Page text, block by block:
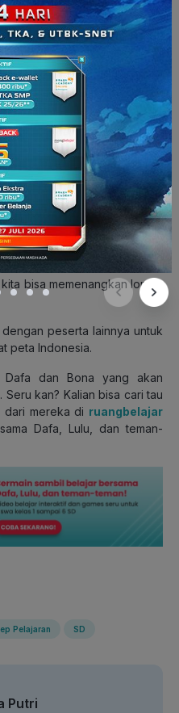
2 ,” ucap Bona.
ke arah Bona, “Selesai
dapat membantu kita untuk
ya.”
lagi kondisi geografis
masih gugup untuk lomba
kitaudahmengingat lagi apa
yakin untuk lomba nanti!”
diri.
mulai berkumpul di depan
mau dimulai.”
bisa memenangkan lomba
peserta lainnya untuk
peta Indonesia.
dan Bona yang akan
kan? Kalian bisa cari tau
dari mereka di ruangbelajar
Dafa, Lulu, dan teman-
Pelajaran SD
Putri